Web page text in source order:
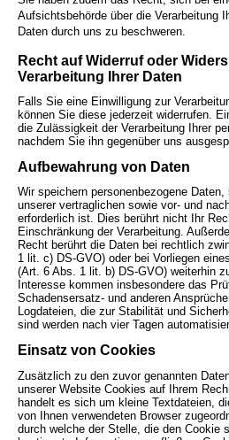
Aufsichtsbehörde über die Verarbeitung
Daten durch uns zu beschweren.
Recht auf Widerruf oder
Verarbeitung Ihrer Daten
Falls Sie eine Einwilligung zur
können Sie diese jederzeit widerrufen.
die Zulässigkeit der Verarbeitung Ihrer
nachdem Sie ihn gegenüber uns
Aufbewahrung von Daten
Wir speichern personenbezogene
unserer vertraglichen sowie vor- und
erforderlich ist. Dies berührt nicht Ihr
Einschränkung der Verarbeitung.
Recht berührt die Daten bei rechtlich
1 lit. c) DS-GVO) oder bei Vorliegen
(Art. 6 Abs. 1 lit. b) DS-GVO) weiterhin
Interesse kommen insbesondere das
Schadensersatz- und anderen
Logdateien, die zur Stabilität und
sind werden nach vier Tagen
Einsatz von Cookies
Zusätzlich zu den zuvor genannten
unserer Website Cookies auf Ihrem
handelt es sich um kleine Textdateien,
von Ihnen verwendeten Browser
durch welche der Stelle, die den Cookie